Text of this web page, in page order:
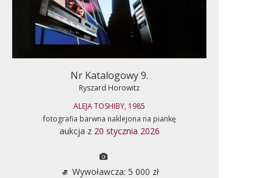
Nr Katalogowy 9.
Ryszard Horowitz
ALEJA TOSHIBY, 1985
fotografia barwna naklejona na piankę
aukcja z 20 stycznia 2026
Wywoławcza: 5 000 zł